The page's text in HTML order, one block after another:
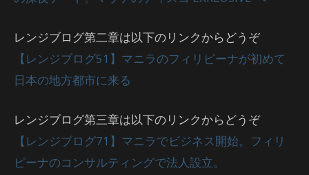
レンジブログ第二章は以下のリンクからどうぞ
【レンジブログ51】マニラのフィリピーナが初めて
日本の地方都市に来る
レンジブログ第三章は以下のリンクからどうぞ
【レンジブログ71】マニラでビジネス開始。フィリ
ピーナのコンサルティングで法人設立。